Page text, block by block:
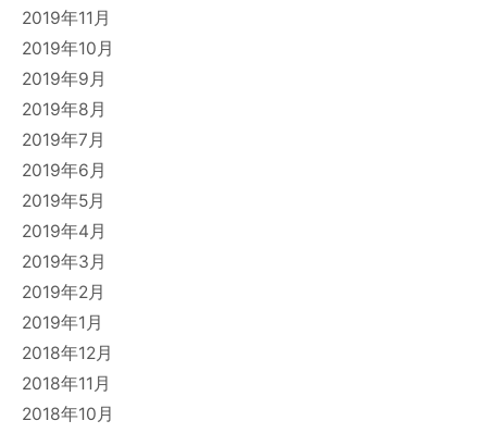
2019年11月
2019年10月
2019年9月
2019年8月
2019年7月
2019年6月
2019年5月
2019年4月
2019年3月
2019年2月
2019年1月
2018年12月
2018年11月
2018年10月